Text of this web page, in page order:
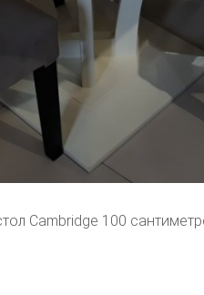
Cambridge 100